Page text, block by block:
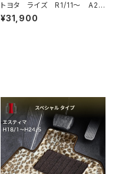
トヨタ ライズ R1/11〜 A20
0系 フロアマット一式 カーマ
ット 神戸タータン 特別受注
¥31,900